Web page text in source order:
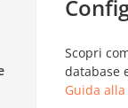
Scopri
database
Guida